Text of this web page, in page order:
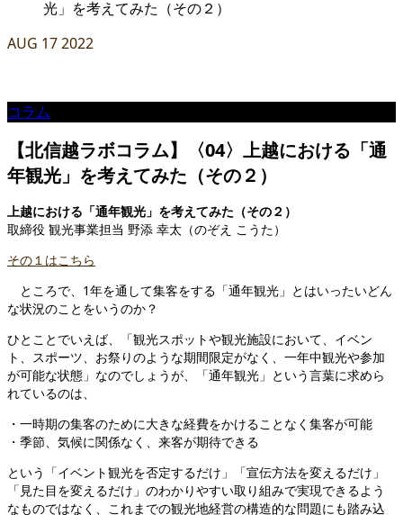
光」を考えてみた（その２）
AUG 172022
コラム
【北信越ラボコラム】〈04〉上越における「通
年観光」を考えてみた（その２）
上越における「通年観光」を考えてみた（その２）
取締役 観光事業担当 野添 幸太（のぞえ こうた）
その１はこちら
ところで、1年を通して集客をする「通年観光」とはいったいどん
な状況のことをいうのか？
ひとことでいえば、「観光スポットや観光施設において、イベン
ト、スポーツ、お祭りのような期間限定がなく、一年中観光や参加
が可能な状態」なのでしょうが、「通年観光」という言葉に求めら
れているのは、
・一時期の集客のために大きな経費をかけることなく集客が可能
・季節、気候に関係なく、来客が期待できる
という「イベント観光を否定するだけ」「宣伝方法を変えるだけ」
「見た目を変えるだけ」のわかりやすい取り組みで実現できるよう
なものではなく、これまでの観光地経営の構造的な問題にも踏み込